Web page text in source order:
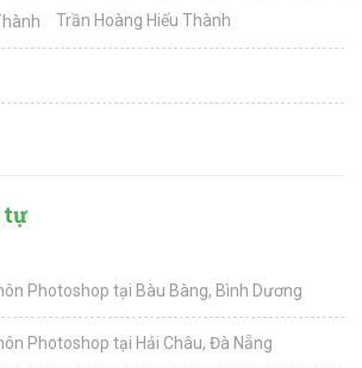
Trần Hoàng Hiếu Thành
tự
Photoshop tại Bàu Bàng, Bình Dương
Photoshop tại Hải Châu, Đà Nẵng